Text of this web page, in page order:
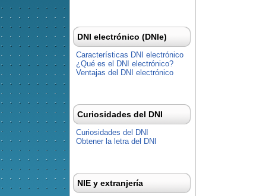
DNI electrónico (DNIe)
Características DNI electrónico
¿Qué es el DNI electrónico?
Ventajas del DNI electrónico
Curiosidades del DNI
Curiosidades del DNI
Obtener la letra del DNI
NIE y extranjería